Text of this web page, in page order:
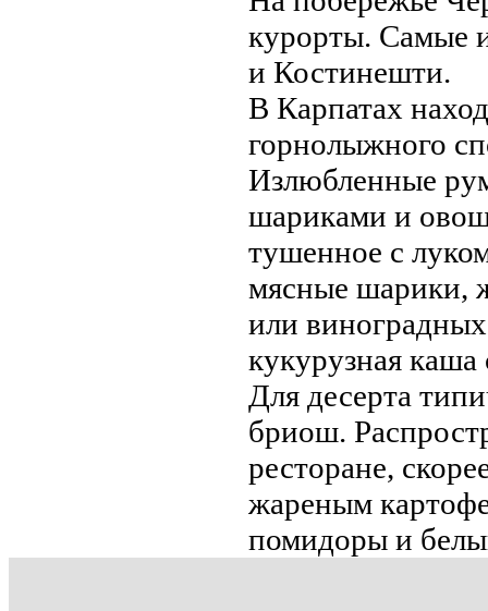
курорты. Самые
и Костинешти.
В Карпатах
горнолыжного
Излюбленные
шариками и
тушенное с
мясные шарики,
или
кукурузная каша
Для десерта
бриош.
ресторaне,
жареным
помидоры и